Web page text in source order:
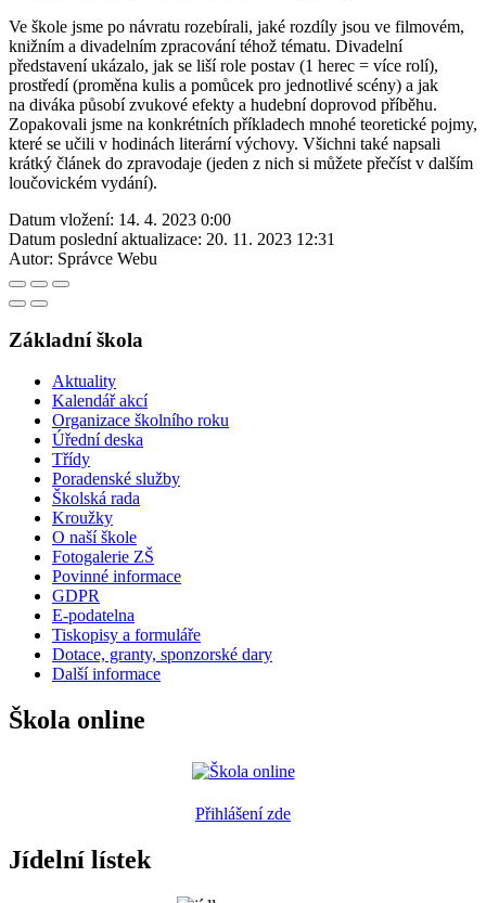
Ve škole jsme po návratu rozebírali, jaké rozdíly jsou ve filmovém,
knižním a divadelním zpracování téhož tématu. Divadelní
představení ukázalo, jak se liší role postav (1 herec = více rolí),
prostředí (proměna kulis a pomůcek pro jednotlivé scény) a jak
na diváka působí zvukové efekty a hudební doprovod příběhu.
Zopakovali jsme na konkrétních příkladech mnohé teoretické pojmy,
které se učili v hodinách literární výchovy. Všichni také napsali
krátký článek do zpravodaje (jeden z nich si můžete přečíst v dalším
loučovickém vydání).
Datum vložení: 14. 4. 2023 0:00
Datum poslední aktualizace: 20. 11. 2023 12:31
Autor: Správce Webu
Základní škola
Aktuality
Kalendář akcí
Organizace školního roku
Úřední deska
Třídy
Poradenské služby
Školská rada
Kroužky
O naší škole
Fotogalerie ZŠ
Povinné informace
GDPR
E-podatelna
Tiskopisy a formuláře
Dotace, granty, sponzorské dary
Další informace
Škola online
Přihlášení zde
Jídelní lístek